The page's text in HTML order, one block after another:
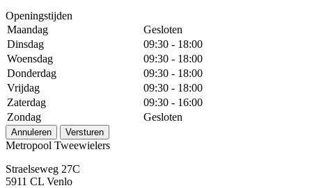
Openingstijden
Maandag
Gesloten
Dinsdag
09:30 - 18:00
Woensdag
09:30 - 18:00
Donderdag
09:30 - 18:00
Vrijdag
09:30 - 18:00
Zaterdag
09:30 - 16:00
Zondag
Gesloten
Annuleren Versturen
Metropool Tweewielers
Straelseweg 27C
5911 CL Venlo